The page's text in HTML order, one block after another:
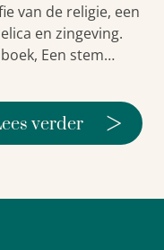
van de religie, een
en zingeving.
Een stem…
verder >